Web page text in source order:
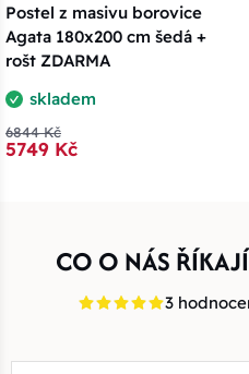
Postel z masivu borovice
Agata 180x200 cm šedá +
rošt ZDARMA
skladem
6844 Kč
5749 Kč
CO O NÁS
3